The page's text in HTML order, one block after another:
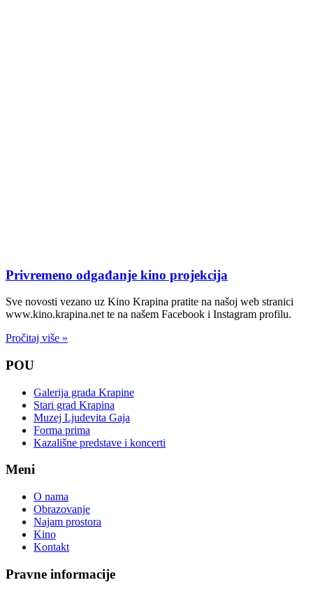
Privremeno odgađanje kino projekcija
Sve novosti vezano uz Kino Krapina pratite na našoj web stranici
www.kino.krapina.net te na našem Facebook i Instagram profilu.
Pročitaj više »
POU
Galerija grada Krapine
Stari grad Krapina
Muzej Ljudevita Gaja
Forma prima
Kazališne predstave i koncerti
Meni
O nama
Obrazovanje
Najam prostora
Kino
Kontakt
Pravne informacije